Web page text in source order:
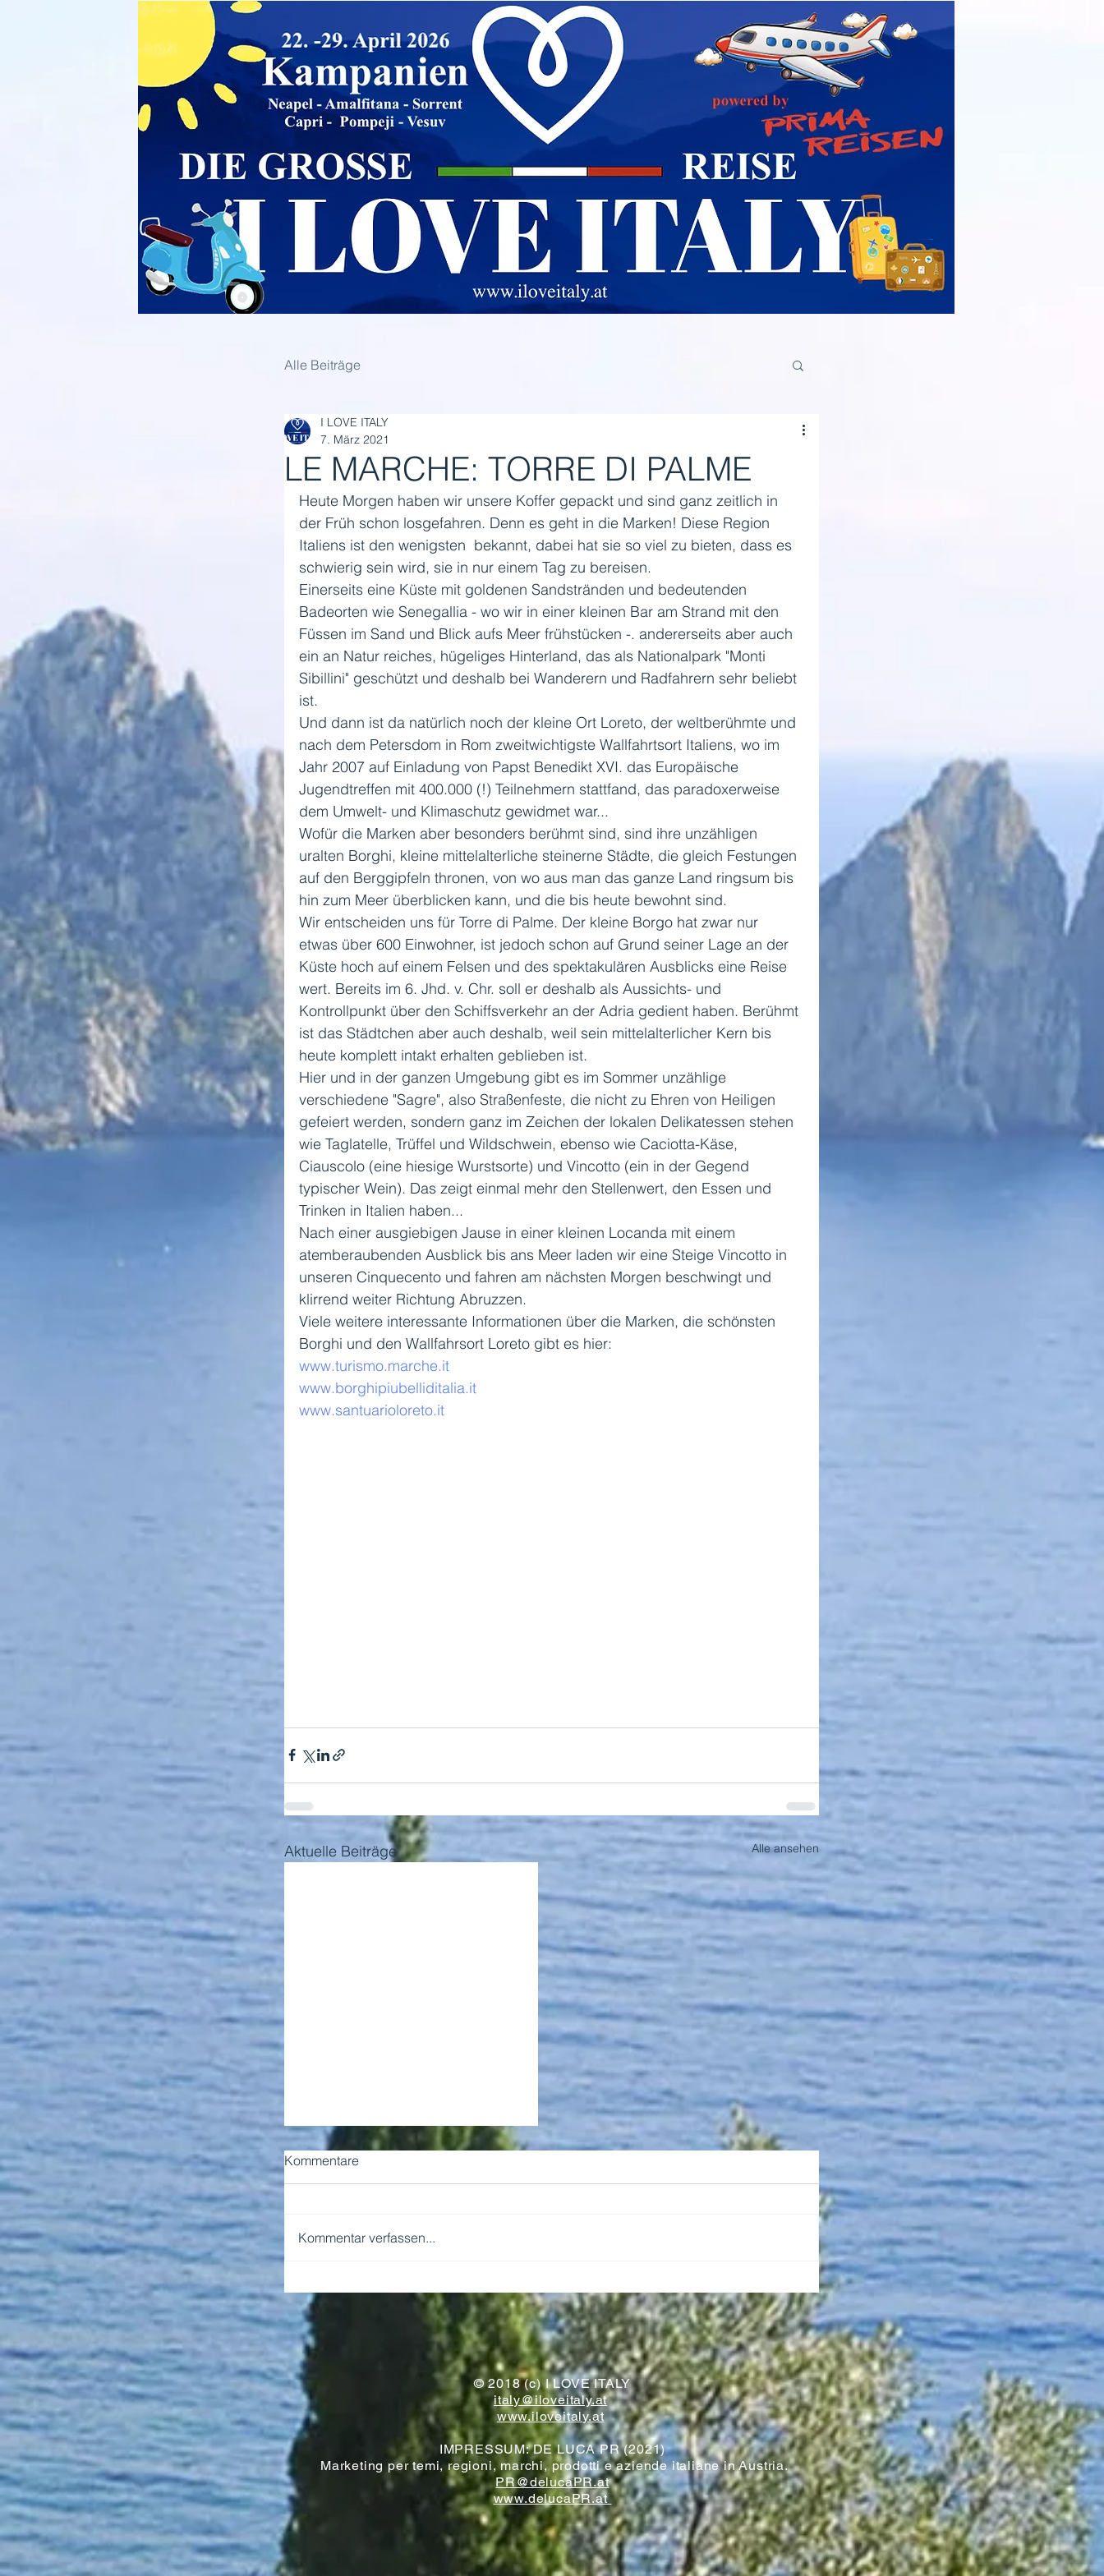
Alle Beiträge
LE MARCHE: TORRE DI PALME
I LOVE ITALY
7. März 2021
Heute Morgen haben wir unsere Koffer gepackt und sind ganz zeitlich in
der Früh schon losgefahren. Denn es geht in die Marken! Diese Region
Italiens ist den wenigsten  bekannt, dabei hat sie so viel zu bieten, dass es
schwierig sein wird, sie in nur einem Tag zu bereisen.
Einerseits eine Küste mit goldenen Sandstränden und bedeutenden
Badeorten wie Senegallia - wo wir in einer kleinen Bar am Strand mit den
Füssen im Sand und Blick aufs Meer frühstücken -. andererseits aber auch
ein an Natur reiches, hügeliges Hinterland, das als Nationalpark "Monti
Sibillini" geschützt und deshalb bei Wanderern und Radfahrern sehr beliebt
ist.
Und dann ist da natürlich noch der kleine Ort Loreto, der weltberühmte und
nach dem Petersdom in Rom zweitwichtigste Wallfahrtsort Italiens, wo im
Jahr 2007 auf Einladung von Papst Benedikt XVI. das Europäische
Jugendtreffen mit 400.000 (!) Teilnehmern stattfand, das paradoxerweise
dem Umwelt- und Klimaschutz gewidmet war...
Wofür die Marken aber besonders berühmt sind, sind ihre unzähligen
uralten Borghi, kleine mittelalterliche steinerne Städte, die gleich Festungen
auf den Berggipfeln thronen, von wo aus man das ganze Land ringsum bis
hin zum Meer überblicken kann, und die bis heute bewohnt sind.
Wir entscheiden uns für Torre di Palme. Der kleine Borgo hat zwar nur
etwas über 600 Einwohner, ist jedoch schon auf Grund seiner Lage an der
Küste hoch auf einem Felsen und des spektakulären Ausblicks eine Reise
wert. Bereits im 6. Jhd. v. Chr. soll er deshalb als Aussichts- und
Kontrollpunkt über den Schiffsverkehr an der Adria gedient haben. Berühmt
ist das Städtchen aber auch deshalb, weil sein mittelalterlicher Kern bis
heute komplett intakt erhalten geblieben ist.
Hier und in der ganzen Umgebung gibt es im Sommer unzählige
verschiedene "Sagre", also Straßenfeste, die nicht zu Ehren von Heiligen
gefeiert werden, sondern ganz im Zeichen der lokalen Delikatessen stehen
wie Taglatelle, Trüffel und Wildschwein, ebenso wie Caciotta-Käse,
Ciauscolo (eine hiesige Wurstsorte) und Vincotto (ein in der Gegend
typischer Wein). Das zeigt einmal mehr den Stellenwert, den Essen und
Trinken in Italien haben...
Nach einer ausgiebigen Jause in einer kleinen Locanda mit einem
atemberaubenden Ausblick bis ans Meer laden wir eine Steige Vincotto in
unseren Cinquecento und fahren am nächsten Morgen beschwingt und
klirrend weiter Richtung Abruzzen.
Viele weitere interessante Informationen über die Marken, die schönsten
Borghi und den Wallfahrsort Loreto gibt es hier:
www.turismo.marche.it
www.borghipiubelliditalia.it
www.santuarioloreto.it
Aktuelle Beiträge Alle ansehen
Kommentare
Kommentar verfassen...
© 2018 (c) I LOVE ITALY
italy@iloveitaly.at
www.iloveitaly.at
IMPRESSUM: DE LUCA PR (2021)
Marketing per temi, regioni, marchi, prodotti e aziende italiane inAustria.
PR@delucaPR.at
www.delucaPR.at